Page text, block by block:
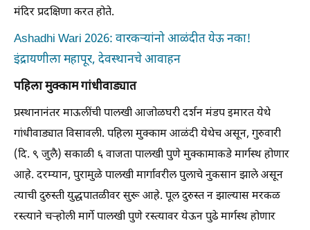
मंदिर प्रदक्षिणा करत होते.
Ashadhi Wari 2026: वारकऱ्यांनो आळंदीत येऊ नका!
इंद्रायणीला महापूर, देवस्थानचे आवाहन
पहिला मुक्काम गांधीवाड्यात
प्रस्थानानंतर माऊलींची पालखी आजोळघरी दर्शन मंडप इमारत येथे
गांधीवाड्यात विसावली. पहिला मुक्काम आळंदी येथेच असून, गुरुवारी
(दि. ९ जुलै) सकाळी ६ वाजता पालखी पुणे मुक्कामाकडे मार्गस्थ होणार
आहे. दरम्यान, पुरामुळे पालखी मार्गावरील पुलाचे नुकसान झाले असून
त्याची दुरुस्ती युद्धपातळीवर सुरू आहे. पूल दुरुस्त न झाल्यास मरकळ
रस्त्याने चऱ्होली मार्गे पालखी पुणे रस्त्यावर येऊन पुढे मार्गस्थ होणार